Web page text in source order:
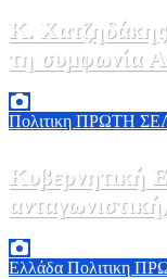
Κ.
τη συμφωνία
Πολιτικη ΠΡΩΤΗ
Κυβερνητική
Ελλάδα Πολιτικη